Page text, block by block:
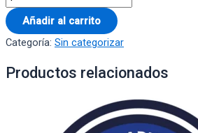
Añadir al carrito
Categoría: Sin categorizar
Productos relacionados